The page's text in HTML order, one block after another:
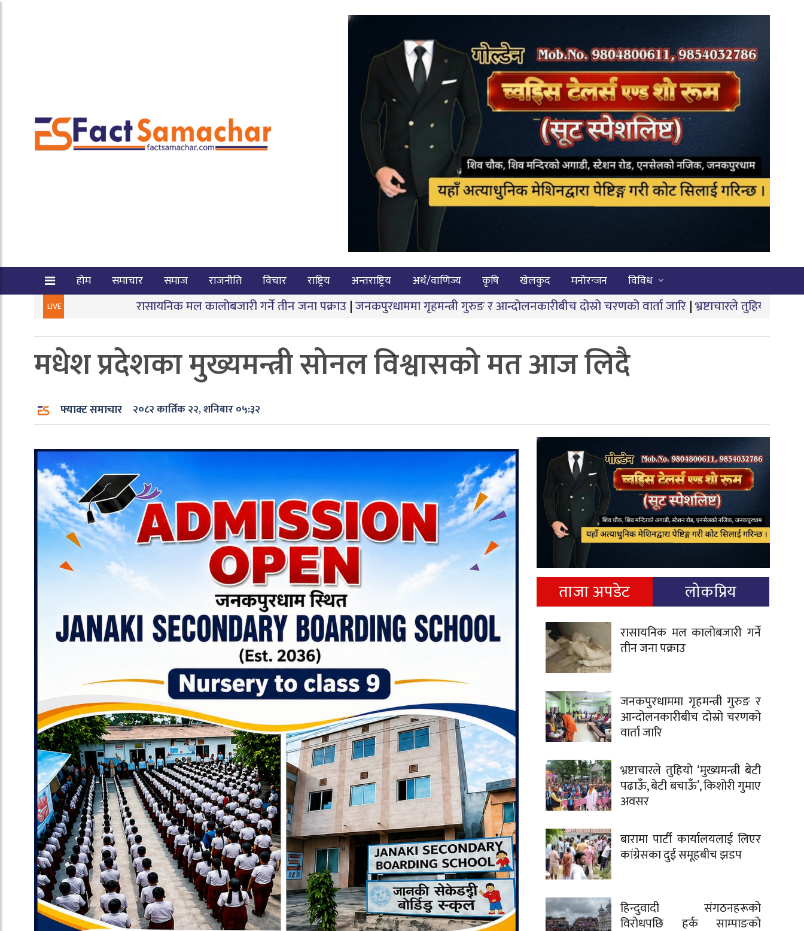
होम समाचार समाज राजनीति विचार राष्ट्रिय अन्तराष्ट्रिय अर्थ/वाणिज्य कृषि खेलकुद मनोरन्जन विविध
LIVEरासायनिक मल कालोबजारी गर्ने तीन जना पक्राउ|जनकपुरधाममा गृहमन्त्री गुरुङ र आन्दोलनकारीबीच दोस्रो चरणको वार्ता जारि|भ्रष्टाचारले तुहियो ‘मुख्यमन्त्री बेटी पढाऊँ,
मधेश प्रदेशका मुख्यमन्त्री सोनल विश्वासको मत आज लिदै
फ्याक्ट समाचार २०८२ कार्तिक २२, शनिबार ०५:३२
ताजा अपडेट लोकप्रिय
रासायनिक मल कालोबजारी गर्ने
तीन जना पक्राउ
जनकपुरधाममा गृहमन्त्री गुरुङ र
आन्दोलनकारीबीच दोस्रो चरणको
वार्ता जारि
भ्रष्टाचारले तुहियो ‘मुख्यमन्त्री बेटी
पढाऊँ, बेटी बचाऊँ’, किशोरी गुमाए
अवसर
बारामा पार्टी कार्यालयलाई लिएर
कांग्रेसका दुई समूहबीच झडप
हिन्दुवादी संगठनहरूको
विरोधपछि हर्क साम्पाङको